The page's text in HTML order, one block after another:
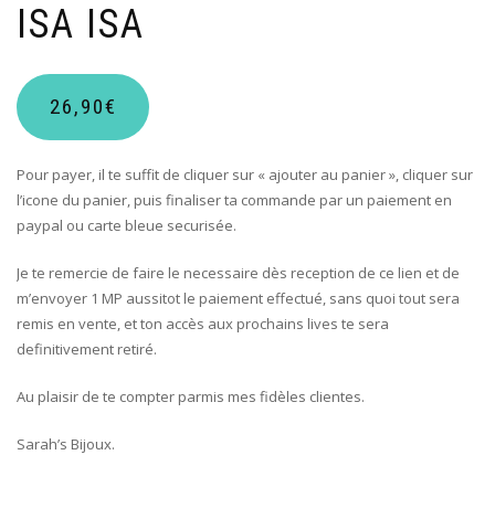
ISA ISA
26,90€
Pour payer, il te suffit de cliquer sur « ajouter au panier », cliquer sur
l’icone du panier, puis finaliser ta commande par un paiement en
paypal ou carte bleue securisée.
Je te remercie de faire le necessaire dès reception de ce lien et de
m’envoyer 1 MP aussitot le paiement effectué, sans quoi tout sera
remis en vente, et ton accès aux prochains lives te sera
definitivement retiré.
Au plaisir de te compter parmis mes fidèles clientes.
Sarah’s Bijoux.